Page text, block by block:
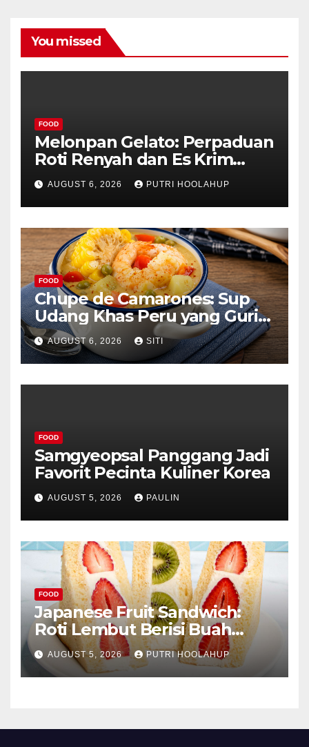
You missed
FOOD
Melonpan Gelato: Perpaduan
Roti Renyah dan Es Krim
Lembut yang Menggoda
AUGUST 6, 2026 PUTRI HOOLAHUP
FOOD
Chupe de Camarones: Sup
Udang Khas Peru yang Gurih
Lezat
AUGUST 6, 2026 SITI
FOOD
Samgyeopsal Panggang Jadi
Favorit Pecinta Kuliner Korea
AUGUST 5, 2026 PAULIN
FOOD
Japanese Fruit Sandwich:
Roti Lembut Berisi Buah
Segar yang Memikat Selera
AUGUST 5, 2026 PUTRI HOOLAHUP